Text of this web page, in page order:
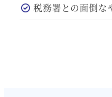
税務署との面倒な